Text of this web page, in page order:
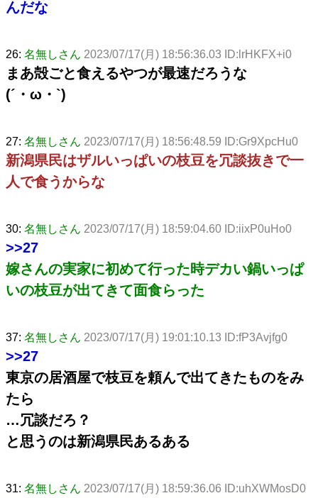
んだな
26: 名無しさん 2023/07/17(月) 18:56:36.03 ID:lrHKFX+i0
まあ殻ごと食えるやつが最速だろうな
(´・ω・`)
27: 名無しさん 2023/07/17(月) 18:56:48.59 ID:Gr9XpcHu0
新潟県民はザルいっぱいの枝豆を冗談抜きで一
人で食うからな
30: 名無しさん 2023/07/17(月) 18:59:04.60 ID:iixP0uHo0
>>27
嫁さんの実家に初めて行った時デカい鍋いっぱ
いの枝豆が出てきて面食らった
37: 名無しさん 2023/07/17(月) 19:01:10.13 ID:fP3Avjfg0
>>27
東京の居酒屋で枝豆を頼んで出てきたものをみ
たら
…冗談だろ？
と思うのは新潟県民あるある
31: 名無しさん 2023/07/17(月) 18:59:36.06 ID:uhXWMosD0